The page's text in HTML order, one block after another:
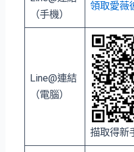
（手機）
領取愛薇
Line@連結
（電腦）
描取得新